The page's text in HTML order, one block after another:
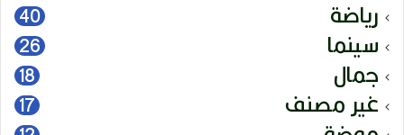
رياضة 40
سينما 26
جمال 18
غير مصنف 17